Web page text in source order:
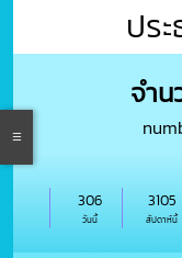
ปร
จำน
วันนี้
306
สัปดาห์นี้
3105